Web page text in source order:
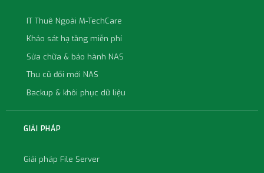
IT Thuê Ngoài M-TechCare
Khảo sát hạ tầng miễn phí
Sửa chữa & bảo hành NAS
Thu cũ đổi mới NAS
Backup & khôi phục dữ liệu
GIẢI PHÁP
Giải pháp File Server